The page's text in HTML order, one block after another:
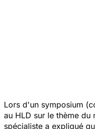
Lors d'un symposium
au HLD sur le thème
spécialiste a expliqué